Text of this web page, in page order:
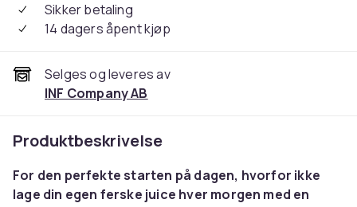
Sikker betaling
14 dagers åpent kjøp
Selges og leveres av
INF Company AB
Produktbeskrivelse
For den perfekte starten på dagen, hvorfor ikke
lage din egen ferske juice hver morgen med en